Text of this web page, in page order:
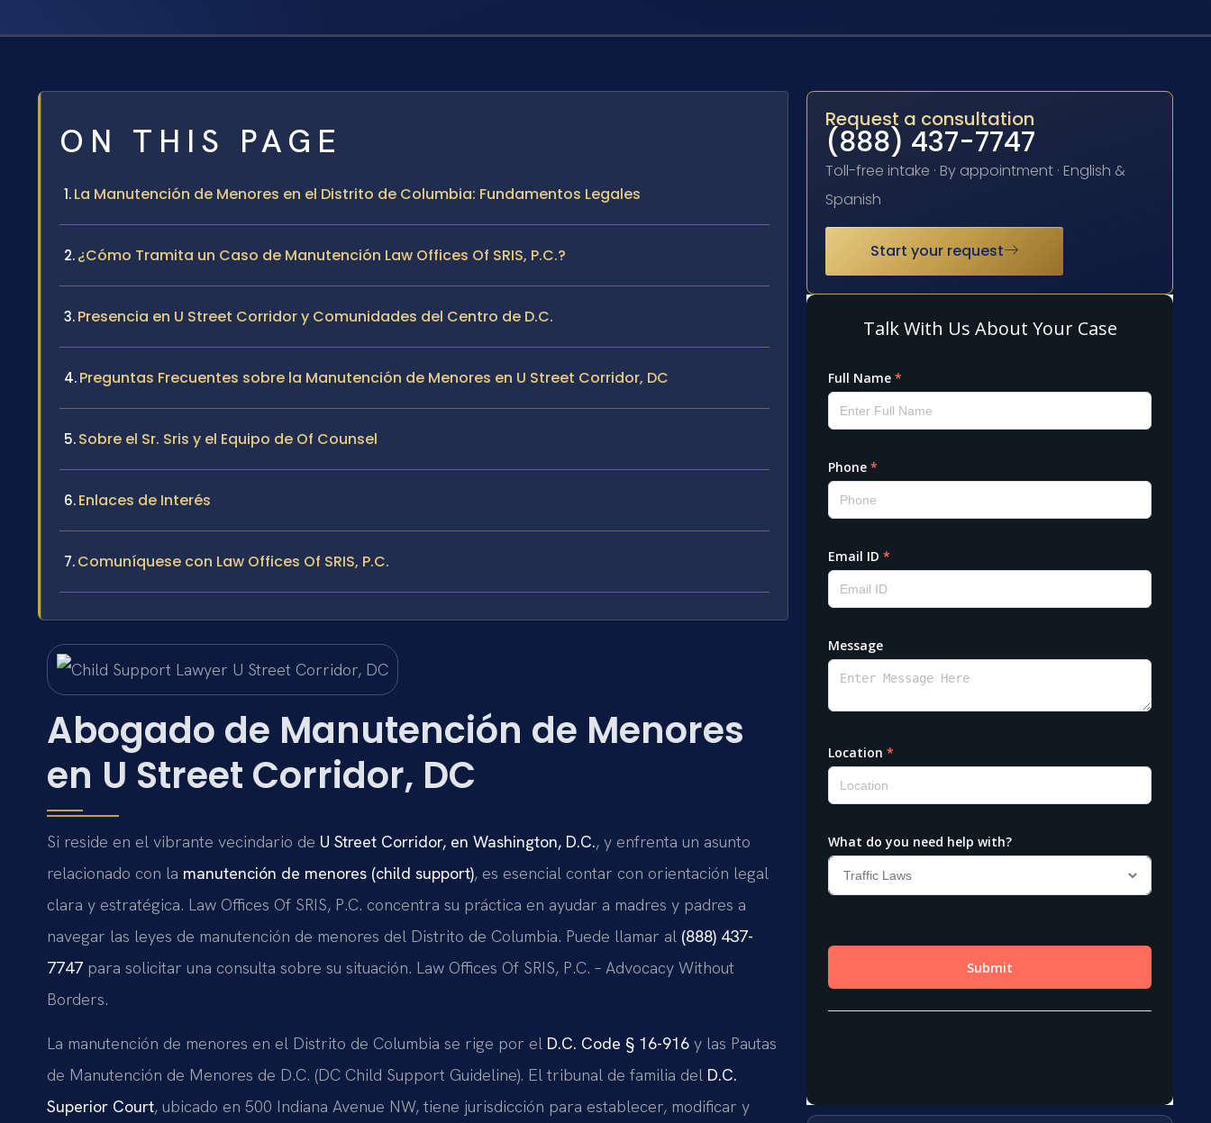
ON THIS PAGE
La Manutención de Menores en el Distrito de Columbia: Fundamentos Legales
¿Cómo Tramita un Caso de Manutención Law Offices Of SRIS, P.C.?
Presencia en U Street Corridor y Comunidades del Centro de D.C.
Preguntas Frecuentes sobre la Manutención de Menores en U Street Corridor, DC
Sobre el Sr. Sris y el Equipo de Of Counsel
Enlaces de Interés
Comuníquese con Law Offices Of SRIS, P.C.
Abogado de Manutención de Menores
en U Street Corridor, DC
Si reside en el vibrante vecindario de U Street Corridor, en Washington, D.C., y enfrenta un asunto
relacionado con la manutención de menores (child support), es esencial contar con orientación legal
clara y estratégica. Law Offices Of SRIS, P.C. concentra su práctica en ayudar a madres y padres a
navegar las leyes de manutención de menores del Distrito de Columbia. Puede llamar al (888) 437-
7747 para solicitar una consulta sobre su situación. Law Offices Of SRIS, P.C. – Advocacy Without
Borders.
La manutención de menores en el Distrito de Columbia se rige por el D.C. Code § 16-916 y las Pautas
de Manutención de Menores de D.C. (DC Child Support Guideline). El tribunal de familia del D.C.
Superior Court, ubicado en 500 Indiana Avenue NW, tiene jurisdicción para establecer, modificar y
Request a consultation
(888) 437-7747
Toll-free intake · By appointment · English &
Spanish
Start your request